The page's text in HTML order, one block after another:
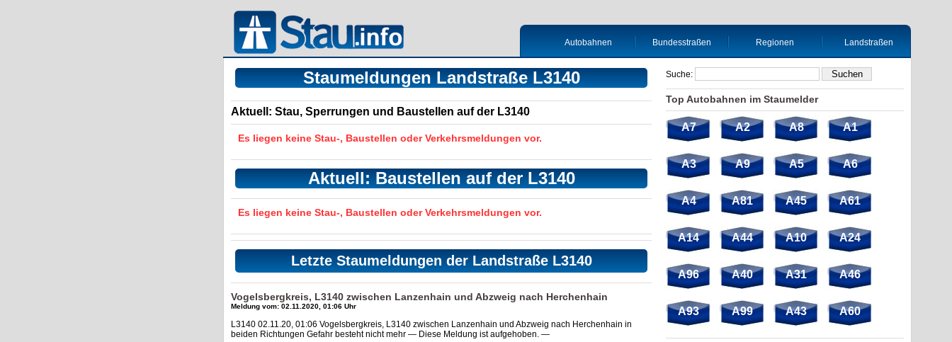
Autobahnen Bundesstraßen Regionen Landstraßen
Staumeldungen Landstraße L3140
Aktuell: Stau, Sperrungen und Baustellen auf der L3140
Es liegen keine Stau-, Baustellen oder Verkehrsmeldungen vor.
Aktuell: Baustellen auf der L3140
Es liegen keine Stau-, Baustellen oder Verkehrsmeldungen vor.
Letzte Staumeldungen der Landstraße L3140
Vogelsbergkreis, L3140 zwischen Lanzenhain und Abzweig nach Herchenhain
Meldung vom: 02.11.2020, 01:06 Uhr
L3140 02.11.20, 01:06 Vogelsbergkreis, L3140 zwischen Lanzenhain und Abzweig nach Herchenhain in
beiden Richtungen Gefahr besteht nicht mehr — Diese Meldung ist aufgehoben. —
Suche:
Top Autobahnen im Staumelder
A7 A2 A8 A1
A3 A9 A5 A6
A4 A81 A45 A61
A14 A44 A10 A24
A96 A40 A31 A46
A93 A99 A43 A60